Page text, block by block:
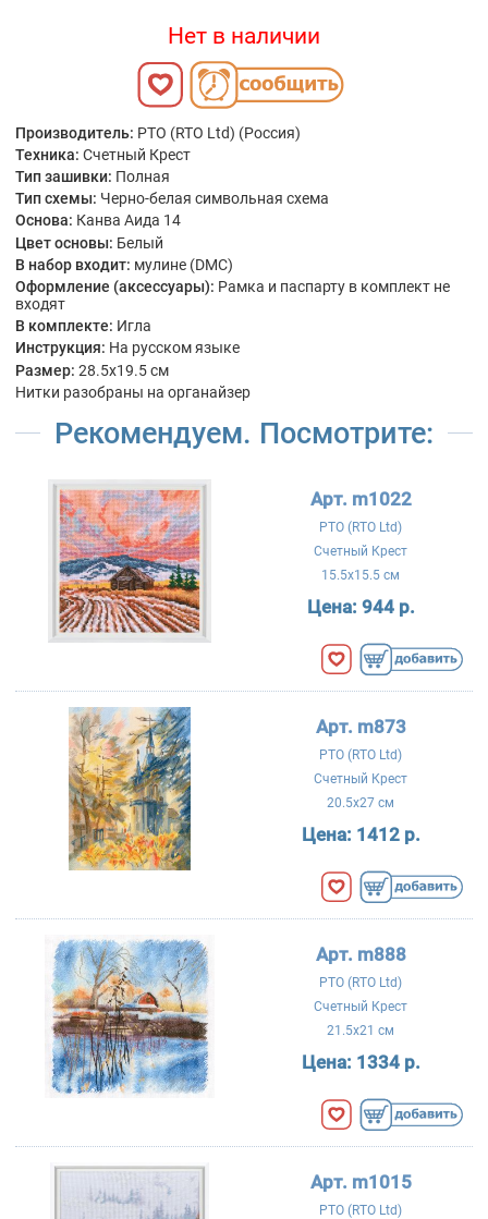
Нет в наличии
Производитель: РТО (RTO Ltd) (Россия)
Техника: Счетный Крест
Тип зашивки: Полная
Тип схемы: Черно-белая символьная схема
Основа: Канва Аида 14
Цвет основы: Белый
В набор входит: мулине (DMC)
Оформление (аксессуары): Рамка и паспарту в комплект не
входят
В комплекте: Игла
Инструкция: На русском языке
Размер: 28.5x19.5 см
Нитки разобраны на органайзер
Рекомендуем. Посмотрите:
Арт. m1022
РТО (RTO Ltd)
Счетный Крест
15.5x15.5 см
Цена: 944 р.
Арт. m873
РТО (RTO Ltd)
Счетный Крест
20.5x27 см
Цена: 1412 р.
Арт. m888
РТО (RTO Ltd)
Счетный Крест
21.5x21 см
Цена: 1334 р.
Арт. m1015
РТО (RTO Ltd)